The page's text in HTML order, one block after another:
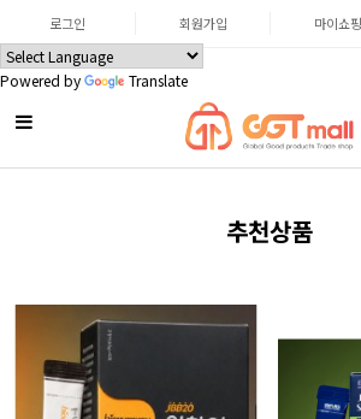
Powered by Translate
로그인 회원가입 마이쇼핑
추천상품